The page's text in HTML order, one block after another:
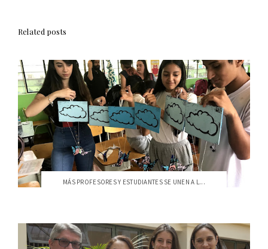
Related posts
MÁS PROFESORES Y ESTUDIANTES SE UNEN A L...